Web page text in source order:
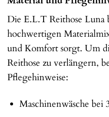
Die E.L.T Reithose Luna
hochwertigen
und Komfort sorgt. Um
Reithose zu verlängern,
Pflegehinweise:
Maschinenwäsche bei